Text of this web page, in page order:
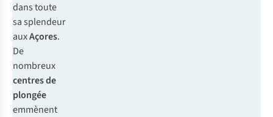
dans toute
sa splendeur
auxAçores.
De
nombreux
centres de
plongée
emmènent